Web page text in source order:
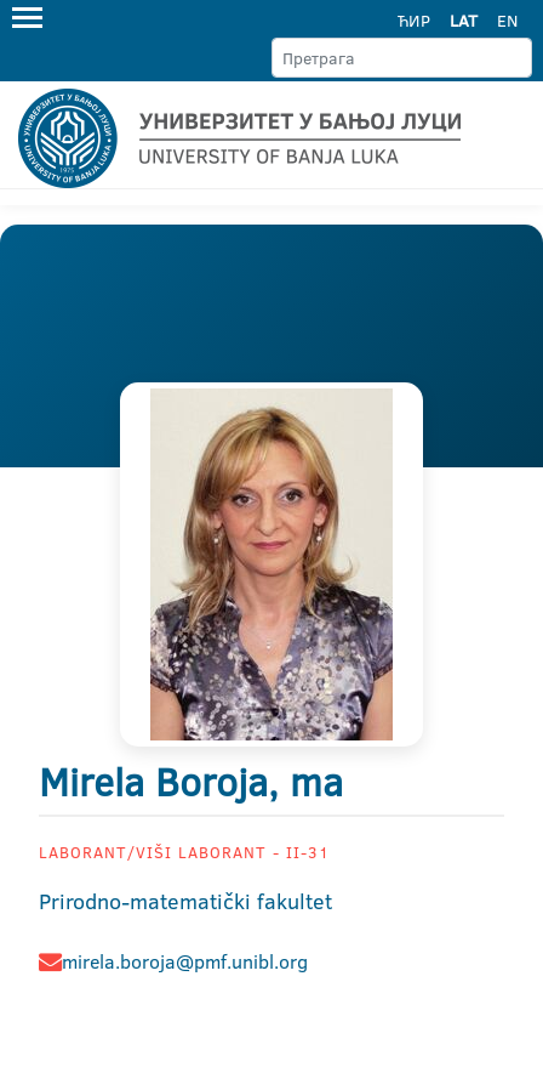
ЋИР LAT EN
Mirela Boroja, ma
LABORANT/VIŠI LABORANT - II-31
Prirodno-matematički fakultet
mirela.boroja@pmf.unibl.org